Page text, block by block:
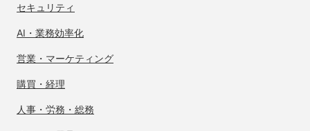
セキュリティ
AI・業務効率化
営業・マーケティング
購買・経理
人事・労務・総務